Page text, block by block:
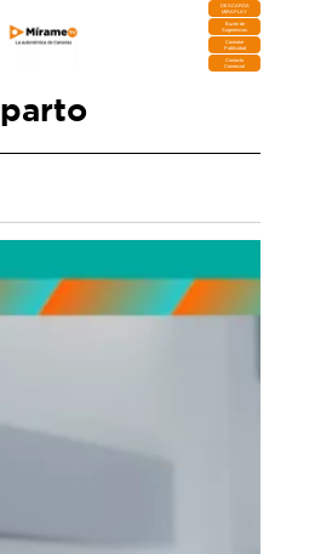
DESCARGA
MIRAPLAY
Buzón de
Sugerencias
Contratar
Publicidad
Contacto
Comercial
parto